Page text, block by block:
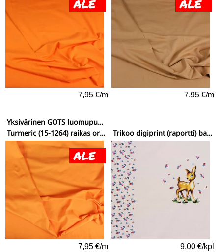
7,95 €/m 7,95 €/m
Yksivärinen GOTS luomupuuvillatrikoo (New York)
Turmeric (15-1264) raikas oranssi
7,95 €/m
Trikoo digiprint (raportti) bambimaalaus
9,00 €/kpl